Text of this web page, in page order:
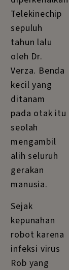
Telekinechip
sepuluh
tahun lalu
oleh Dr.
Verza. Benda
kecil yang
ditanam
pada otak itu
seolah
mengambil
alih seluruh
gerakan
manusia.
Sejak
kepunahan
robot karena
infeksi virus
Rob yang